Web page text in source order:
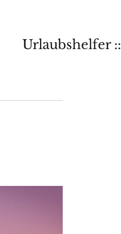
Urlaubshelfer ::